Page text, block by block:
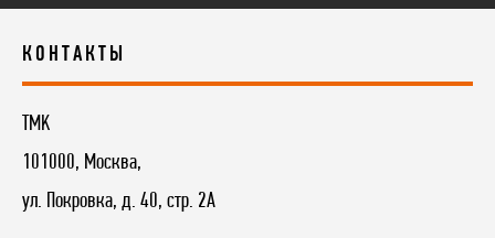
КОНТАКТЫ
TMK
101000, Москва,
ул. Покровка, д. 40, стр. 2А